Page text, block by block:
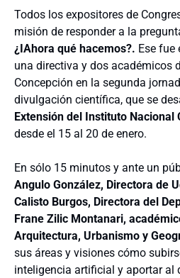
Todos los expositores de
misión de responder a la
¿IAhora qué hacemos?. Ese fue
una directiva y dos académicos
Concepción en la segunda
divulgación científica, que se
Extensión del Instituto Nacional
desde el 15 al 20 de enero.
En sólo 15 minutos y ante un
Angulo González, Directora de
Calisto Burgos, Directora del
Frane Zilic Montanari,
Arquitectura, Urbanismo y
sus áreas y visiones cómo
inteligencia artificial y aportar al